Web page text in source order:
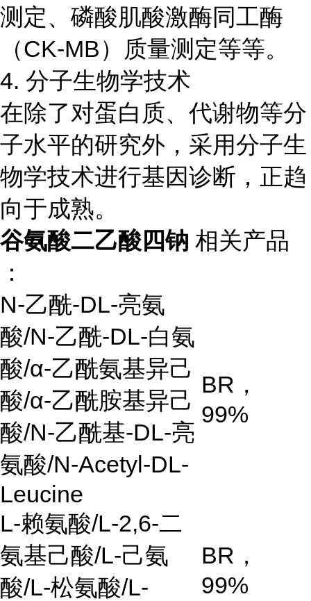
测定、磷酸肌酸激酶同工酶
（CK-MB）质量测定等等。
4. 分子生物学技术
在除了对蛋白质、代谢物等分
子水平的研究外，采用分子生
物学技术进行基因诊断，正趋
向于成熟。
谷氨酸二乙酸四钠 相关产品
：
N-乙酰-DL-亮氨
酸/N-乙酰-DL-白氨
酸/α-乙酰氨基异己
酸/α-乙酰胺基异己
酸/N-乙酰基-DL-亮
氨酸/N-Acetyl-DL-
Leucine
BR ，
99%
L-赖氨酸/L-2,6-二
氨基己酸/L-己氨
酸/L-松氨酸/L-
BR ，
99%